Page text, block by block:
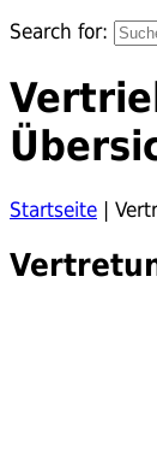
Search for:
Startseite |